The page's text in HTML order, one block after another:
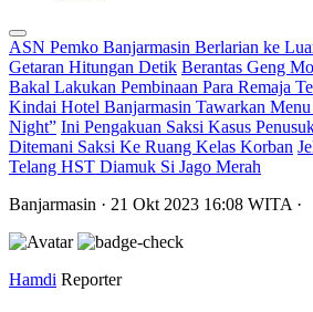
ASN Pemko Banjarmasin Berlarian ke
Getaran Hitungan Detik Berantas Geng
Bakal Lakukan Pembinaan Para Remaja
Kindai Hotel Banjarmasin Tawarkan
Night” Ini Pengakuan Saksi Kasus
Ditemani Saksi Ke Ruang Kelas Korban
Telang HST Diamuk Si Jago Merah
Banjarmasin · 21 Okt 2023 16:08 WITA ·
Hamdi Reporter